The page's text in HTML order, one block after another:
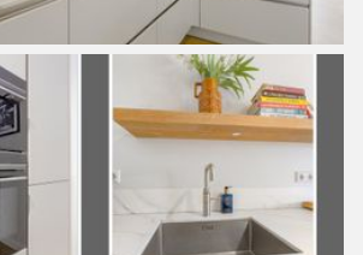
the communal entrance on the ground
you enter the hall where the toilet is
the beautiful glass doors there is access
living room with lots of light, double doors
the luxurious open kitchen. The kitchen
induction hob (from the Bora brand)
the middle, an oven, microwave, a large